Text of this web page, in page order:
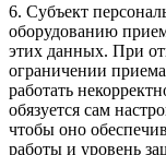
6. Субъект
оборудованию
этих данных. При
ограничении
работать
обязуется сам
чтобы оно
работы и уровень